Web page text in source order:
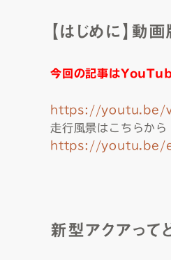
【はじめに】動
今回の記事は
https://youtu.be/
走行風景はこちらから
https://youtu.be/
新型アクアって